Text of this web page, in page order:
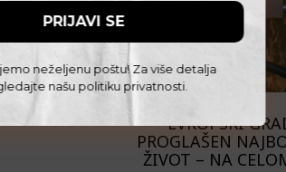
EVROPSKI
PROGLAŠEN
ŽIVOT – NA
neželjenu poštu! Za više detalja
našu politiku privatnosti.